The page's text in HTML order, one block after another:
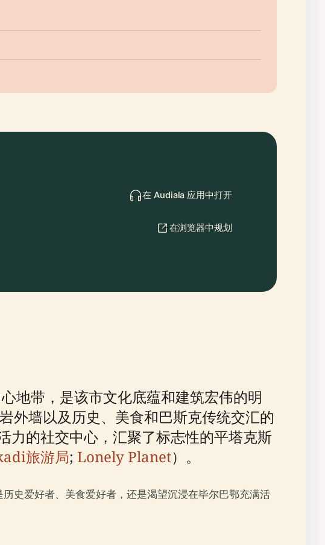
在 Audiala 应用中打开
在浏览器中规划
地带，是该市文化底蕴和建筑宏伟的明
外墙以及历史、美食和巴斯克传统交汇的
力的社交中心，汇聚了标志性的平塔克斯
旅游局; Lonely Planet）。
史爱好者、美食爱好者，还是渴望沉浸在毕尔巴鄂充满活